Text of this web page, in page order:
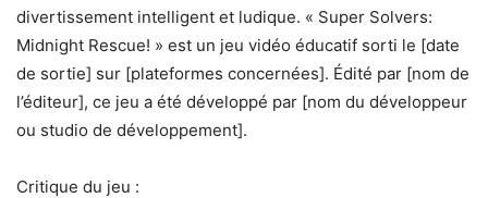
divertissement intelligent et ludique. « Super Solvers:
Midnight Rescue! » est un jeu vidéo éducatif sorti le [date
de sortie] sur [plateformes concernées]. Édité par [nom de
l’éditeur], ce jeu a été développé par [nom du développeur
ou studio de développement].
Critique du jeu :